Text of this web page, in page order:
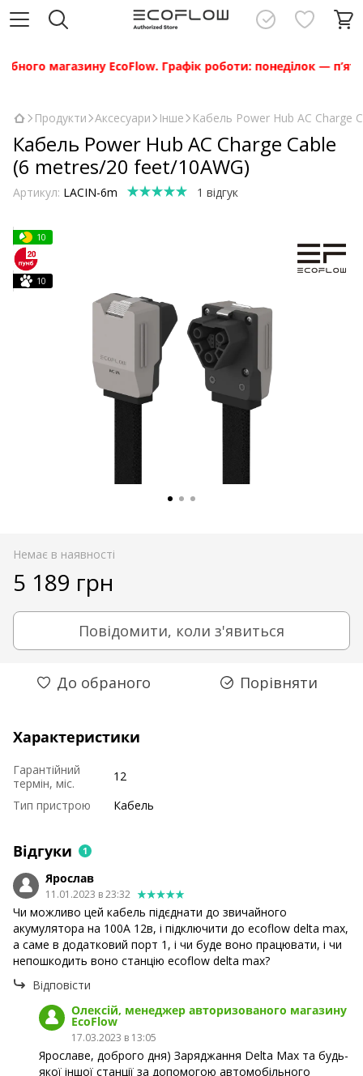
магазину EcoFlow. Графік роботи: понеділок —
Продукти Аксесуари Інше Кабель Power Hub AC Charge
Кабель Power Hub AC Charge Cable
(6 metres/20 feet/10AWG)
Артикул: LACIN-6m 1 відгук
10
10
Немає в наявності
5 189 грн
Повідомити, коли з'явиться
До обраного Порівняти
Характеристики
Гарантійний
термін, міс.
12
Тип пристрою
Кабель
Відгуки 1
Ярослав
11.01.2023 в 23:32
Чи можливо цей кабель підєднати до звичайного
акумулятора на 100А 12в, і підключити до ecoflow delta max,
а саме в додатковий порт 1, і чи буде воно працювати, і чи
непошкодить воно станцію ecoflow delta max?
Відповісти
Олексій, менеджер авторизованого магазину
EcoFlow
17.03.2023 в 13:05
Ярославе, доброго дня) Заряджання Delta Max та будь-
якої іншої станції за допомогою автомобільного